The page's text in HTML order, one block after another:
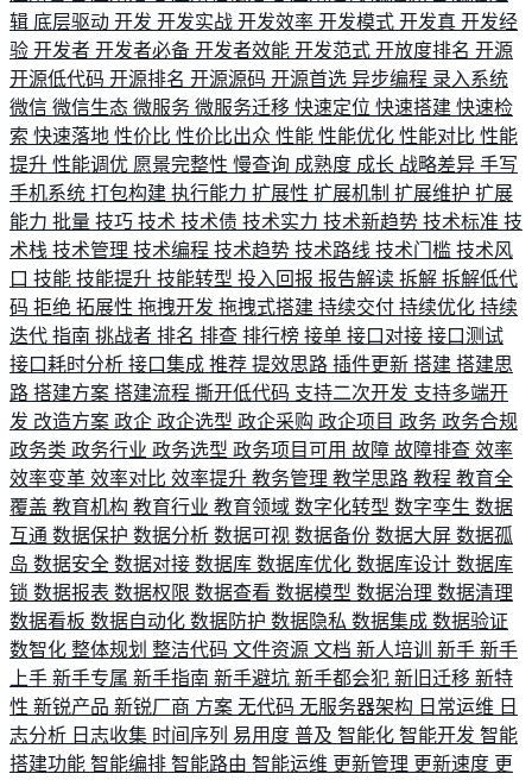
辑 底层驱动 开发 开发实战 开发效率 开发模式 开发真 开发经
验 开发者 开发者必备 开发者效能 开发范式 开放度排名 开源
开源低代码 开源排名 开源源码 开源首选 异步编程 录入系统
微信 微信生态 微服务 微服务迁移 快速定位 快速搭建 快速检
索 快速落地 性价比 性价比出众 性能 性能优化 性能对比 性能
提升 性能调优 愿景完整性 慢查询 成熟度 成长 战略差异 手写
手机系统 打包构建 执行能力 扩展性 扩展机制 扩展维护 扩展
能力 批量 技巧 技术 技术债 技术实力 技术新趋势 技术标准 技
术栈 技术管理 技术编程 技术趋势 技术路线 技术门槛 技术风
口 技能 技能提升 技能转型 投入回报 报告解读 拆解 拆解低代
码 拒绝 拓展性 拖拽开发 拖拽式搭建 持续交付 持续优化 持续
迭代 指南 挑战者 排名 排查 排行榜 接单 接口对接 接口测试
接口耗时分析 接口集成 推荐 提效思路 插件更新 搭建 搭建思
路 搭建方案 搭建流程 撕开低代码 支持二次开发 支持多端开
发 改造方案 政企 政企选型 政企采购 政企项目 政务 政务合规
政务类 政务行业 政务选型 政务项目可用 故障 故障排查 效率
效率变革 效率对比 效率提升 教务管理 教学思路 教程 教育全
覆盖 教育机构 教育行业 教育领域 数字化转型 数字孪生 数据
互通 数据保护 数据分析 数据可视 数据备份 数据大屏 数据孤
岛 数据安全 数据对接 数据库 数据库优化 数据库设计 数据库
锁 数据报表 数据权限 数据查看 数据模型 数据治理 数据清理
数据看板 数据自动化 数据防护 数据隐私 数据集成 数据验证
数智化 整体规划 整洁代码 文件资源 文档 新人培训 新手 新手
上手 新手专属 新手指南 新手避坑 新手都会犯 新旧迁移 新特
性 新锐产品 新锐厂商 方案 无代码 无服务器架构 日常运维 日
志分析 日志收集 时间序列 易用度 普及 智能化 智能开发 智能
搭建功能 智能编排 智能路由 智能运维 更新管理 更新速度 更